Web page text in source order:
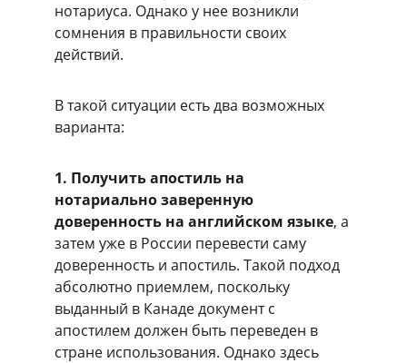
нотариуса. Однако у нее возникли
сомнения в правильности своих
действий.
В такой ситуации есть два возможных
варианта:
1. Получить апостиль на
нотариально заверенную
доверенность на английском языке, а
затем уже в России перевести саму
доверенность и апостиль. Такой подход
абсолютно приемлем, поскольку
выданный в Канаде документ с
апостилем должен быть переведен в
стране использования. Однако здесь